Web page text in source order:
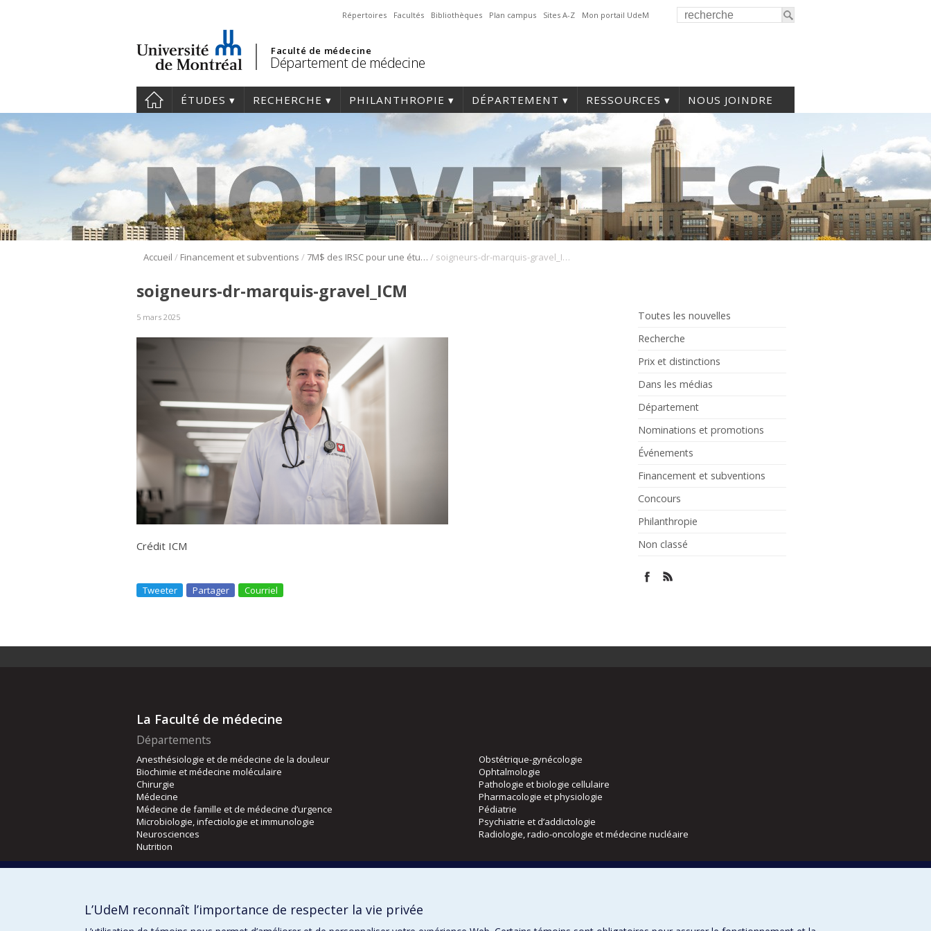
Répertoires Facultés Bibliothèques Plan campus Sites A-Z Mon portail UdeM
Faculté de médecine
Département de médecine
ÉTUDES RECHERCHE PHILANTHROPIE DÉPARTEMENT RESSOURCES NOUS JOINDRE
Accueil / Financement et subventions / 7M$ des IRSC pour une étude sur la réduction des risques de saignements après un infarctus / soigneurs-dr-marquis-gravel_ICM
Toutes les nouvelles
Recherche
Prix et distinctions
Dans les médias
Département
Nominations et promotions
Événements
Financement et subventions
Concours
Philanthropie
Non classé
soigneurs-dr-marquis-gravel_ICM
5 mars 2025
Crédit ICM
Tweeter Partager Courriel
La Faculté de médecine
Départements
Anesthésiologie et de médecine de la douleur
Biochimie et médecine moléculaire
Chirurgie
Médecine
Médecine de famille et de médecine d’urgence
Microbiologie, infectiologie et immunologie
Neurosciences
Nutrition
Obstétrique-gynécologie
Ophtalmologie
Pathologie et biologie cellulaire
Pharmacologie et physiologie
Pédiatrie
Psychiatrie et d’addictologie
Radiologie, radio-oncologie et médecine nucléaire
Orthophonie et audiologie
L’UdeM reconnaît l’importance de respecter la vie privée